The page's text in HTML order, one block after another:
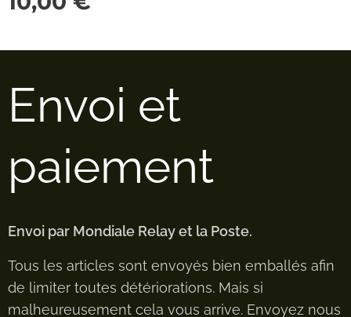
Envoi et
paiement
Envoi par Mondiale Relay et la Poste.
Tous les articles sont envoyés bien emballés afin
de limiter toutes détériorations. Mais si
malheureusement cela vous arrive. Envoyez nous